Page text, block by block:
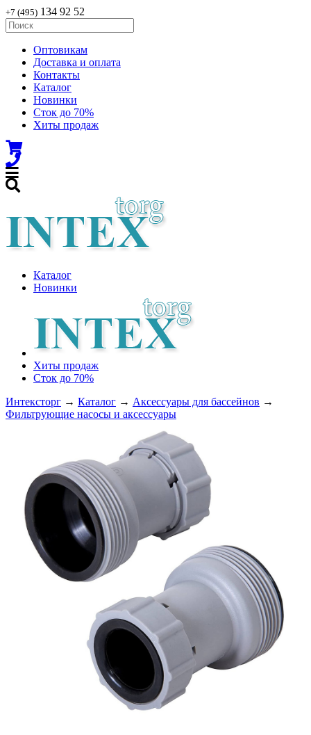
+7 (495) 134 92 52
Оптовикам
Доставка и оплата
Контакты
Каталог
Новинки
Сток до 70%
Хиты продаж
Каталог
Новинки
Хиты продаж
Сток до 70%
Интексторг → Каталог → Аксессуары для бассейнов →
Фильтрующие насосы и аксессуары